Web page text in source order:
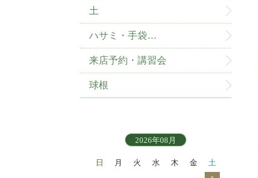
土
ハサミ・手袋…
来店予約・講習会
球根
2026年08月
日 月 火 水 木 金
土